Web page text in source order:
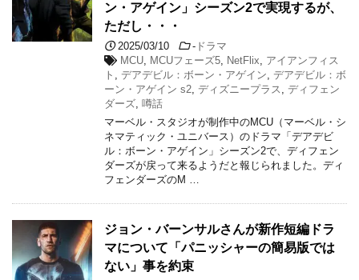
ン・アゲイン」シーズン2で実現するが、
ただし・・・
2025/03/10 - ドラマ
MCU
MCUフェーズ5 NetFlix
アイアンフィス
ト
デアデビル：ボーン・アゲイン
デアデビル：ボ
ーン・アゲイン s2
ディズニープラス
ディフェン
ダーズ
噂話
マーベル・スタジオが制作中のMCU（マーベル・シ
ネマティック・ユニバース）のドラマ「デアデビ
ル：ボーン・アゲイン」シーズン2で、ディフェン
ダーズが戻って来るようだと報じられました。ディ
フェンダーズのM …
ジョン・バーンサルさんが新作短編ドラ
マについて「パニッシャーの簡易版では
ない」事を約束